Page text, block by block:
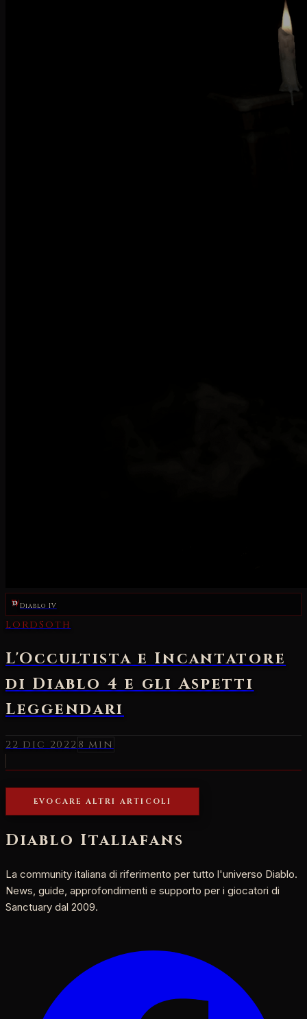
Diablo IV
LordSoth
L'Occultista e Incantatore
di Diablo 4 e gli Aspetti
Leggendari
22 dic 20228 min
EVOCARE ALTRI ARTICOLI
Diablo Italiafans
La community italiana di riferimento per tutto l'universo Diablo.
News, guide, approfondimenti e supporto per i giocatori di
Sanctuary dal 2009.